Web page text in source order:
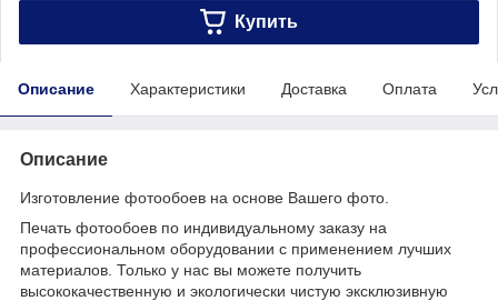
Купить
Описание Характеристики Доставка Оплата
Описание
Изготовление фотообоев на основе Вашего фото.
Печать фотообоев по индивидуальному заказу на
профессиональном оборудовании с применением лучших
материалов. Только у нас вы можете получить
высококачественную и экологически чистую эксклюзивную